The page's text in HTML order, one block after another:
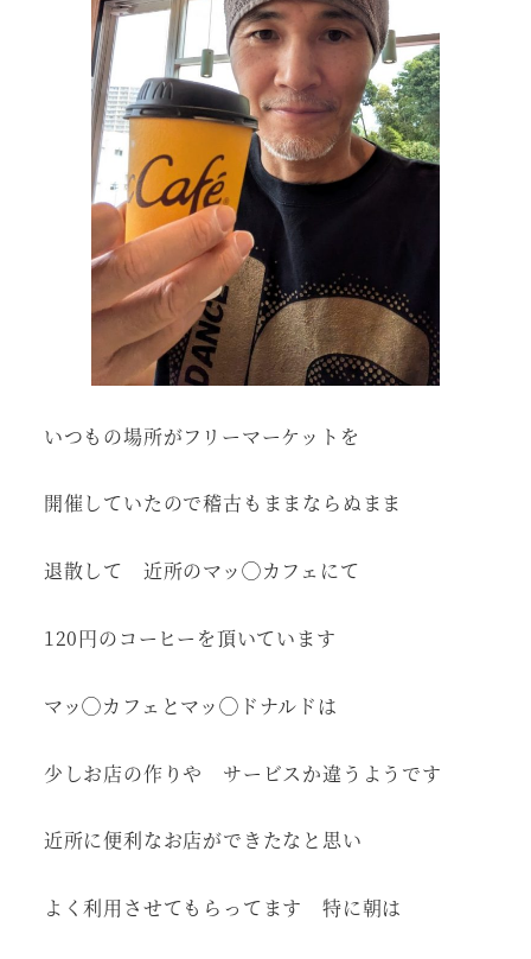
いつもの場所がフリーマーケットを
開催していたので稽古もままならぬまま
退散して 近所のマッ◯カフェにて
120円のコーヒーを頂いています
マッ◯カフェとマッ◯ドナルドは
少しお店の作りや サービスか違うようです
近所に便利なお店ができたなと思い
よく利用させてもらってます 特に朝は